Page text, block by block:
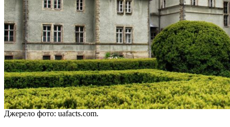
Джерело фото: uafacts.com.